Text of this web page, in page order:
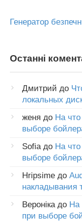
Генератор
Останні
Дмитрий до
локальных
женя до На
выборе
Sofiaдо На
выборе
Hripsime до
накладывания
Веронікадо На
при выборе